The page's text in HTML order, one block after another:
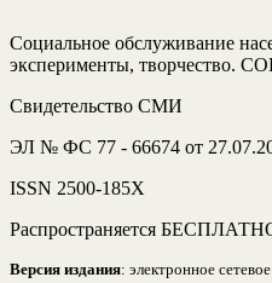
Социальное обслуживание
эксперименты, творчество.
Свидетельство СМИ
ЭЛ № ФС 77 - 66674 от
ISSN 2500-185Х
Распространяется
Версия издания: электронное сетевое